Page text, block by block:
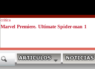
critica
Marvel Premiere. Ultimate Spider-man 1